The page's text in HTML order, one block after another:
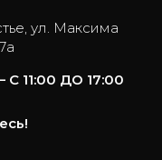
ул. Максима
С 11:00 ДО 17:00